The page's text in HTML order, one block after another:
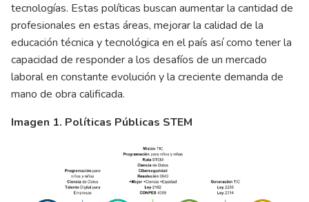
tecnologías. Estas políticas buscan aumentar la cantidad de
profesionales en estas áreas, mejorar la calidad de la
educación técnica y tecnológica en el país así como tener la
capacidad de responder a los desafíos de un mercado
laboral en constante evolución y la creciente demanda de
mano de obra calificada.
Imagen 1. Políticas Públicas STEM